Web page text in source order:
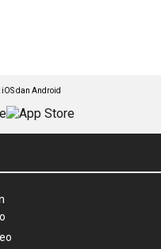
dan Android